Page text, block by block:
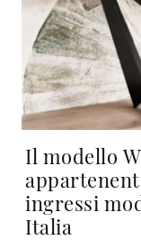
Il modello
ingressi
Italia